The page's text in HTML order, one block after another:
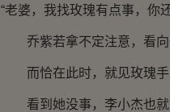
“老婆，我找玫瑰有点事，你
乔紫若拿不定注意，看向
而恰在此时，就见玫瑰手
看到她没事，李小杰也就